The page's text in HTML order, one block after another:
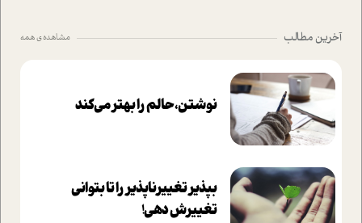
آخرین مطالب مشاهده ی همه
نوشتن، حالم را بهتر می‌کند
بپذير تغييرناپذير را تا بتواني
تغييرش دهي!‏